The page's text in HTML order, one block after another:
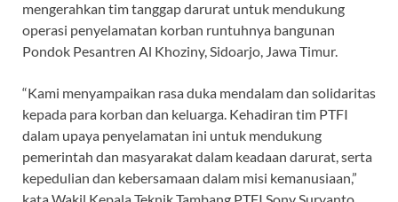
mengerahkan tim tanggap darurat untuk mendukung
operasi penyelamatan korban runtuhnya bangunan
Pondok Pesantren Al Khoziny, Sidoarjo, Jawa Timur.
“Kami menyampaikan rasa duka mendalam dan solidaritas
kepada para korban dan keluarga. Kehadiran tim PTFI
dalam upaya penyelamatan ini untuk mendukung
pemerintah dan masyarakat dalam keadaan darurat, serta
kepedulian dan kebersamaan dalam misi kemanusiaan,”